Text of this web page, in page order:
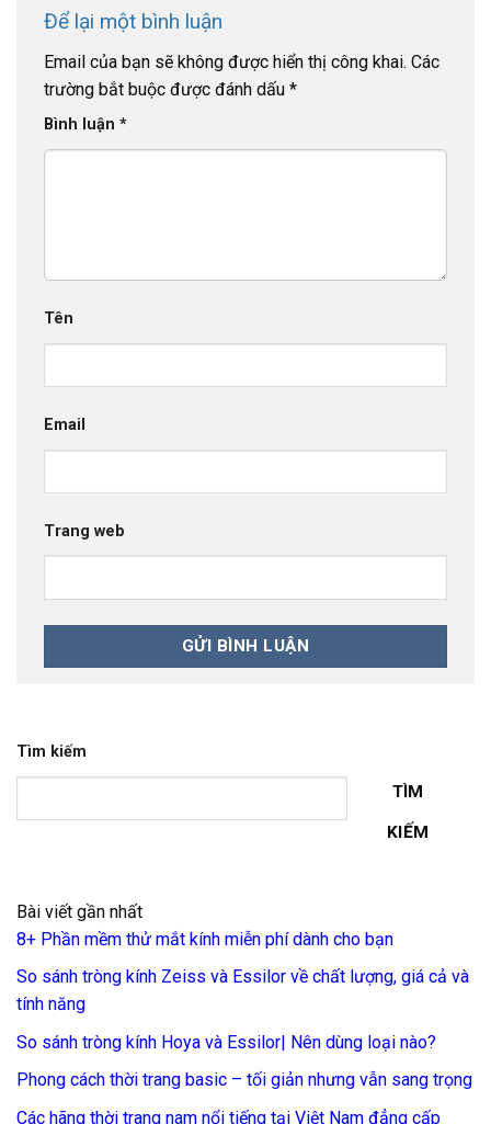
Để lại một bình luận
Email của bạn sẽ không được hiển thị công khai. Các
trường bắt buộc được đánh dấu *
Bình luận *
Tên
Email
Trang web
Tìm kiếm
TÌM
KIẾM
Bài viết gần nhất
8+ Phần mềm thử mắt kính miễn phí dành cho bạn
So sánh tròng kính Zeiss và Essilor về chất lượng, giá cả và
tính năng
So sánh tròng kính Hoya và Essilor| Nên dùng loại nào?
Phong cách thời trang basic – tối giản nhưng vẫn sang trọng
Các hãng thời trang nam nổi tiếng tại Việt Nam đẳng cấp